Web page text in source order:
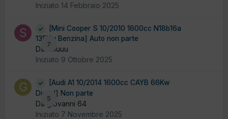
Iniziato 14 Febbraio 2025
7
[Mini Cooper S 10/2010 1600cc N18b16a
135Kw Benzina] Auto non parte
Da smuuu
Iniziato 9 Ottobre 2025
5
[Audi A1 10/2014 1600cc CAYB 66Kw
Diesel] Non parte
Da giovanni 64
Iniziato 7 Novembre 2025